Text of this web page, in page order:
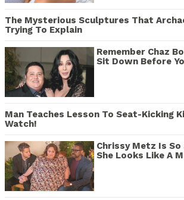
The Mysterious Sculptures That
Trying To Explain
Remember Chaz
Sit Down Before
Man Teaches Lesson To Seat-Kicking
Watch!
Chrissy Metz Is So
She Looks Like A